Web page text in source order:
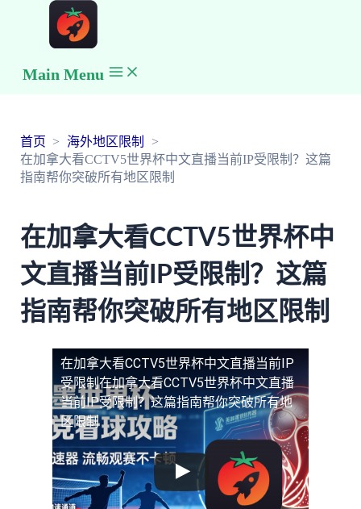
Main Menu
首页
海外地区限制
在加拿大看CCTV5世界杯中文直播当前IP受限制？这篇
指南帮你突破所有地区限制
在加拿大看CCTV5世界杯中
文直播当前IP受限制？这篇
指南帮你突破所有地区限制
在加拿大看CCTV5世界杯中文直播当前IP
受限制在加拿大看CCTV5世界杯中文直播
当前IP受限制？这篇指南帮你突破所有地
区限制